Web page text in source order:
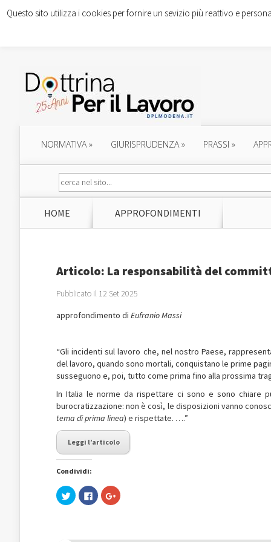
NORMATIVA» GIURISPRUDENZA» PRASSI »
HOME APPROFONDIMENTI
Articolo: La responsabilità del
Pubblicato il 12 Set 2025
approfondimento di Eufranio Massi
“Gli incidenti sul lavoro che, nel nostro Paese,
del lavoro, quando sono mortali, conquistano le prime
susseguono e, poi, tutto come prima fino alla prossima
In Italia le norme da rispettare ci sono e sono chiare
burocratizzazione: non è così, le disposizioni vanno
tema di prima linea) e rispettate. ….”
Leggi l’articolo
Condividi:
Fai
clic
Fai
clic
Fai
clic
Questo sito utilizza i cookies per fornire un sevizio più reattivo e